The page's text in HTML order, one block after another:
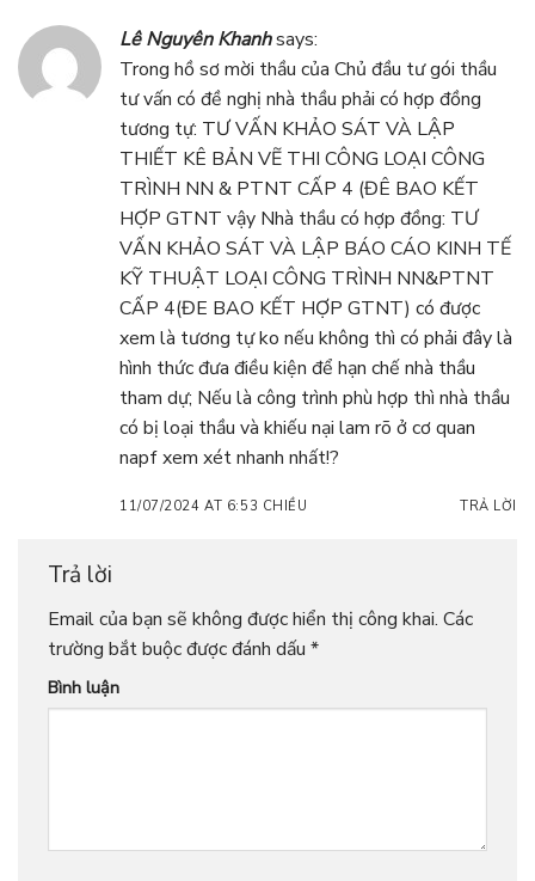
Lê Nguyên Khanhsays:
Trong hồ sơ mời thầu của Chủ đầu tư gói thầu
tư vấn có đề nghị nhà thầu phải có hợp đồng
tương tự: TƯ VẤN KHẢO SÁT VÀ LẬP
THIẾT KÊ BẢN VẼ THI CÔNG LOẠI CÔNG
TRÌNH NN & PTNT CẤP 4 (ĐÊ BAO KẾT
HỢP GTNT vậy Nhà thầu có hợp đồng: TƯ
VẤN KHẢO SÁT VÀ LẬP BÁO CÁO KINH TẾ
KỸ THUẬT LOẠI CÔNG TRÌNH NN&PTNT
CẤP 4(ĐE BAO KẾT HỢP GTNT) có được
xem là tương tự ko nếu không thì có phải đây là
hình thức đưa điều kiện để hạn chế nhà thầu
tham dự; Nếu là công trình phù hợp thì nhà thầu
có bị loại thầu và khiếu nại lam rõ ở cơ quan
napf xem xét nhanh nhất!?
11/07/2024 AT 6:53 CHIỀU TRẢ LỜI
Trả lời
Email của bạn sẽ không được hiển thị công khai. Các
trường bắt buộc được đánh dấu *
Bình luận